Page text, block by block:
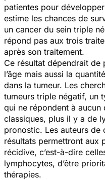
patientes pour
estime les chances de
un cancer du sein triple
répond pas aux trois
après son traitement.
Ce résultat dépendrait de
l’âge mais aussi la
dans la tumeur. Les
tumeurs triple négatif, un
qui ne répondent à aucun
classiques, plus il y a de
pronostic. Les auteurs de
résultats permettront aux
récidive, c’est-à-dire
lymphocytes, d’être
thérapies.